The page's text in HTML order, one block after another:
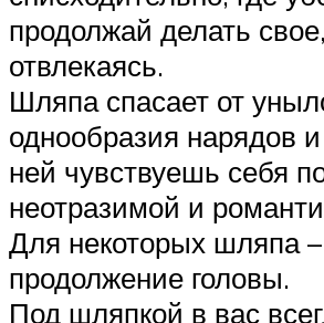
продолжай делать
отвлекаясь.
Шляпа спасает от
однообразия нарядов
ней чувствуешь себя
неотразимой и
Для некоторых шляпа –
продолжение головы.
Под шляпкой в вас